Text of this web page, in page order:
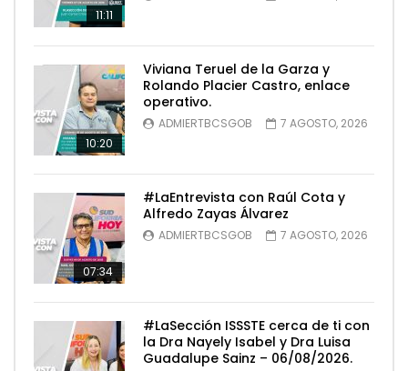
11:11
10:20
Viviana Teruel de la Garza y
Rolando Placier Castro, enlace
operativo.
ADMIERTBCSGOB 7 AGOSTO, 2026
07:34
#LaEntrevista con Raúl Cota y
Alfredo Zayas Álvarez
ADMIERTBCSGOB 7 AGOSTO, 2026
#LaSección ISSSTE cerca de ti con
la Dra Nayely Isabel y Dra Luisa
Guadalupe Sainz – 06/08/2026.